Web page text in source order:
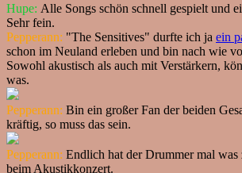
Hupe: Alle Songs schön schnell gespielt und
Sehr fein.
Pepperann: "The Sensitives" durfte ich ja ein
schon im Neuland erleben und bin nach wie
Sowohl akustisch als auch mit Verstärkern,
was.
Pepperann: Bin ein großer Fan der beiden
kräftig, so muss das sein.
Pepperann: Endlich hat der Drummer mal
beim Akustikkonzert.